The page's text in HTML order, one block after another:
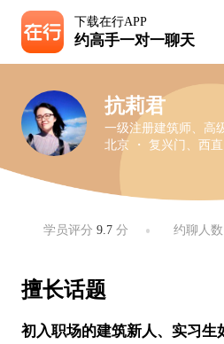
下载在行APP
约高手一对一聊天
抗莉君
一级注册建筑师、高
北京 ・ 复兴门、西
学员评分9.7 分 约聊人数
擅长话题
初入职场的建筑新人、实习生